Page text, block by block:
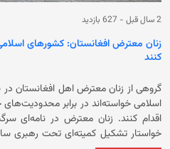
کنفرانس اشاره‌ای به ممنوعیت آموزش
منع آموزش زنان در کشورهای اسلامی
2 سال قبل - 627 بازدید
زنان معترض افغانستان: کشورهای
کنند
گروهی از زنان معترض اهل افغانستان
اسلامی خواسته‌اند در برابر
اقدام کنند. زنان معترض در
خواستار تشکیل کمیته‌ای تحت رهبری